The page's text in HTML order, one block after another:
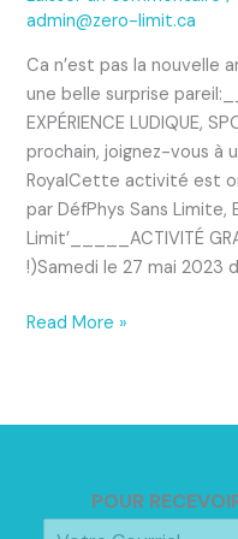
admin@zero-limit.ca
Ca n’est pas la nouvelle
une belle surprise
EXPÉRIENCE LUDIQUE,
prochain, joignez-vous à
RoyalCette activité est
par DéfPhys Sans Limite,
Limit’_____ACTIVITÉ
!)Samedi le 27 mai 2023
Read More »
POUR